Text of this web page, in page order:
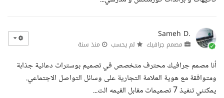
Sameh D.
مصمم جرافيك لم يحسب منذ سنة
أنا مصمم جرافيك محترف متخصص في تصميم بوسترات دعائية جذابة
ومتوافقة مع هوية العلامة التجارية على وسائل التواصل الاجتماعي.
يمكنني تنفيذ 7 تصميمات مقابل القيمه الت...